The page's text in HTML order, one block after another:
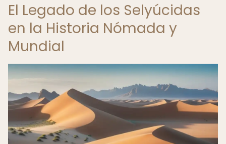
El Legado de los Selyúcidas
en la Historia Nómada y
Mundial